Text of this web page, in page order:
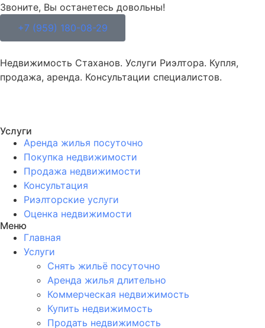
Звоните, Вы останетесь довольны!
+7 (959) 180-08-29
Недвижимость Стаханов. Услуги Риэлтора. Купля,
продажа, аренда. Консультации специалистов.
Услуги
Аренда жилья посуточно
Покупка недвижимости
Продажа недвижимости
Консультация
Риэлторские услуги
Оценка недвижимости
Меню
Главная
Услуги
Снять жильё посуточно
Аренда жилья длительно
Коммерческая недвижимость
Купить недвижимость
Продать недвижимость